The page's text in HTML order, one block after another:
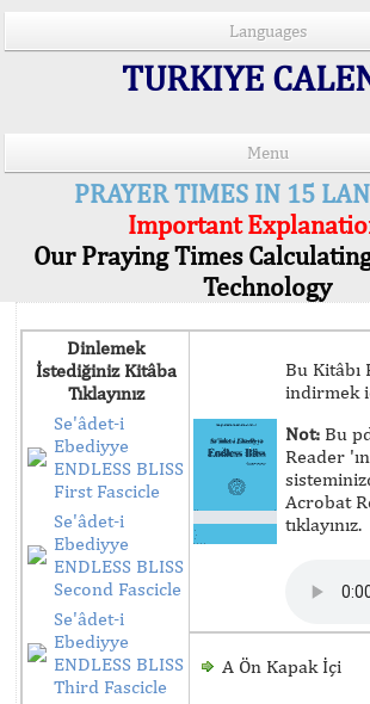
Languages
TURKIYE
Menu
PRAYER TIMES IN 15
Important
Our Praying Times
Technology
Dinlemek
İstediğiniz Kitâba
Tıklayınız
Se'âdet-i
Ebediyye
ENDLESS BLISS
First Fascicle
Se'âdet-i
Ebediyye
ENDLESS BLISS
Second Fascicle
Se'âdet-i
Ebediyye
ENDLESS BLISS
Third Fascicle
Bu Kitâbı
indirmek
Not: Bu
Reader
Acrobat
tıklayınız.
A Ön Kapak İçi